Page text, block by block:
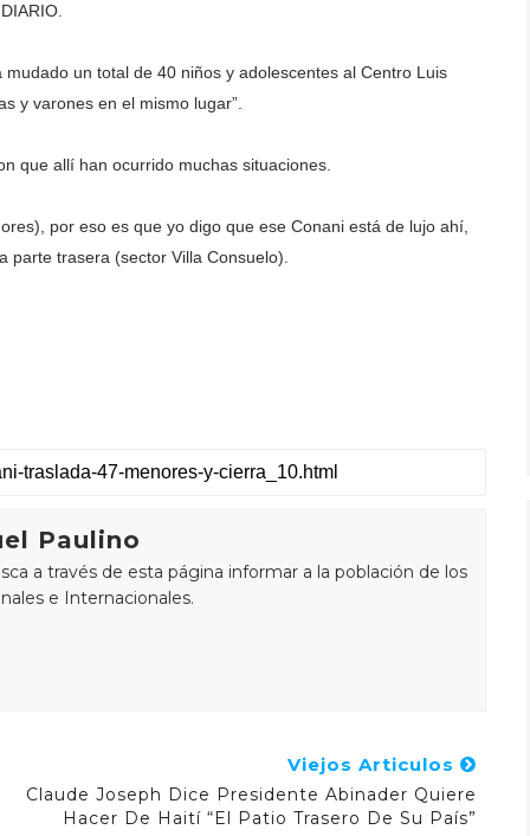
un total de 40 niños y adolescentes al Centro Luis
y varones en el mismo lugar”.
que allí han ocurrido muchas situaciones.
por eso es que yo digo que ese Conani está de lujo ahí,
parte trasera (sector Villa Consuelo).
Paulino
a través de esta página informar a la población de los
e Internacionales.
Viejos Articulos
Claude Joseph Dice Presidente Abinader Quiere
Hacer De Haití “el Patio Trasero De Su País”